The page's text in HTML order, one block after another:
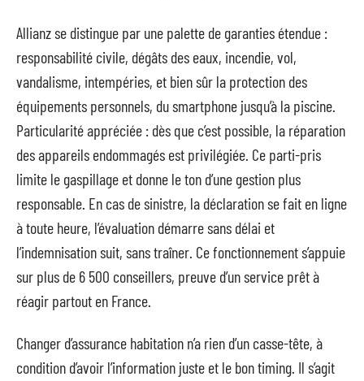
Allianz se distingue par une palette de garanties étendue :
responsabilité civile, dégâts des eaux, incendie, vol,
vandalisme, intempéries, et bien sûr la protection des
équipements personnels, du smartphone jusqu’à la piscine.
Particularité appréciée : dès que c’est possible, la réparation
des appareils endommagés est privilégiée. Ce parti-pris
limite le gaspillage et donne le ton d’une gestion plus
responsable. En cas de sinistre, la déclaration se fait en ligne
à toute heure, l’évaluation démarre sans délai et
l’indemnisation suit, sans traîner. Ce fonctionnement s’appuie
sur plus de 6 500 conseillers, preuve d’un service prêt à
réagir partout en France.
Changer d’assurance habitation n’a rien d’un casse-tête, à
condition d’avoir l’information juste et le bon timing. Il s’agit